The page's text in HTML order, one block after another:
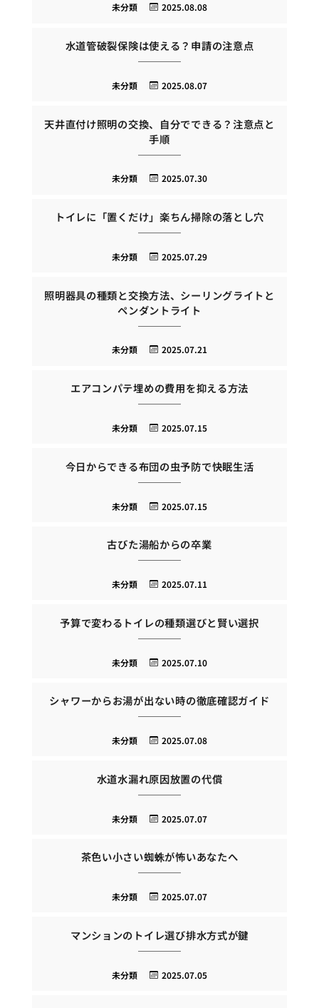
2025.08.08
未分類
水道管破裂保険は使える？申請の注意点
2025.08.07
未分類
天井直付け照明の交換、自分でできる？注意点と
手順
2025.07.30
未分類
トイレに「置くだけ」楽ちん掃除の落とし穴
2025.07.29
未分類
照明器具の種類と交換方法、シーリングライトと
ペンダントライト
2025.07.21
未分類
エアコンパテ埋めの費用を抑える方法
2025.07.15
未分類
今日からできる布団の虫予防で快眠生活
2025.07.15
未分類
古びた湯船からの卒業
2025.07.11
未分類
予算で変わるトイレの種類選びと賢い選択
2025.07.10
未分類
シャワーからお湯が出ない時の徹底確認ガイド
2025.07.08
未分類
水道水漏れ原因放置の代償
2025.07.07
未分類
茶色い小さい蜘蛛が怖いあなたへ
2025.07.07
未分類
マンションのトイレ選び排水方式が鍵
2025.07.05
未分類